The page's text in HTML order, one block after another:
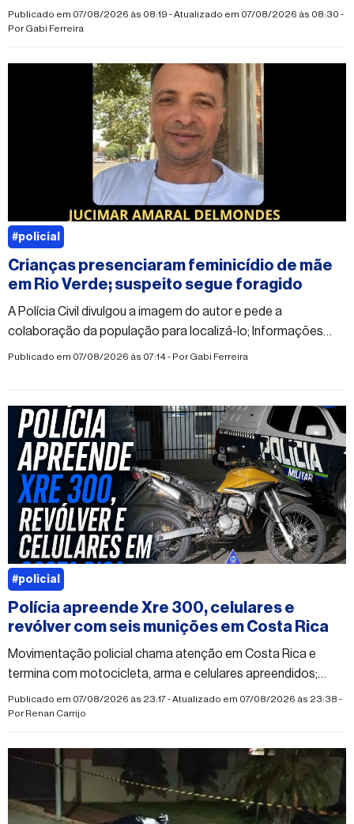
Publicado em 07/08/2026 às 08:19 - Atualizado em 07/08/2026 às 08:30 -
PorGabi Ferreira
Crianças presenciaram feminicídio de mãe
em Rio Verde; suspeito segue foragido
A Polícia Civil divulgou a imagem do autor e pede a
colaboração da população para localizá-lo; Informações
sobre o paradeiro do suspeito podem ser repassadas de
Publicado em 07/08/2026 às 07:14 - PorGabi Ferreira
#policial
Polícia apreende Xre 300, celulares e
revólver com seis munições em Costa Rica
Movimentação policial chama atenção em Costa Rica e
termina com motocicleta, arma e celulares apreendidos;
caso segue sem esclarecimento oficial.
Publicado em 07/08/2026 às 23:17 - Atualizado em 07/08/2026 às 23:38 -
PorRenan Carrijo
#policial